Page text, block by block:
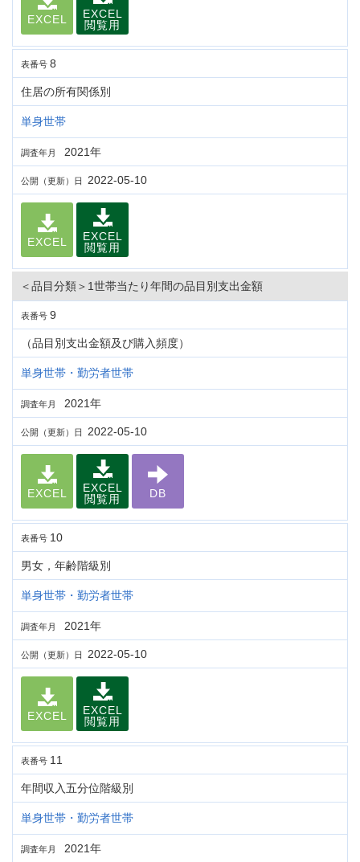
EXCEL
EXCEL
閲覧用
表番号 8
住居の所有関係別
単身世帯
調査年月 2021年
公開（更新）日 2022-05-10
EXCEL
EXCEL
閲覧用
＜品目分類＞1世帯当たり年間の品目別支出金額
表番号 9
（品目別支出金額及び購入頻度）
単身世帯・勤労者世帯
調査年月 2021年
公開（更新）日 2022-05-10
EXCEL
EXCEL
閲覧用
DB
表番号 10
男女，年齢階級別
単身世帯・勤労者世帯
調査年月 2021年
公開（更新）日 2022-05-10
EXCEL
EXCEL
閲覧用
表番号 11
年間収入五分位階級別
単身世帯・勤労者世帯
調査年月 2021年